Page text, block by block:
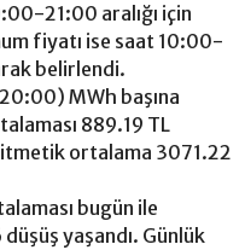
21:00 aralığı için
fiyatı ise saat 10:00-
belirlendi.
MWh başına
889.19 TL
ortalama 3071.22
bugün ile
düşüş yaşandı. Günlük